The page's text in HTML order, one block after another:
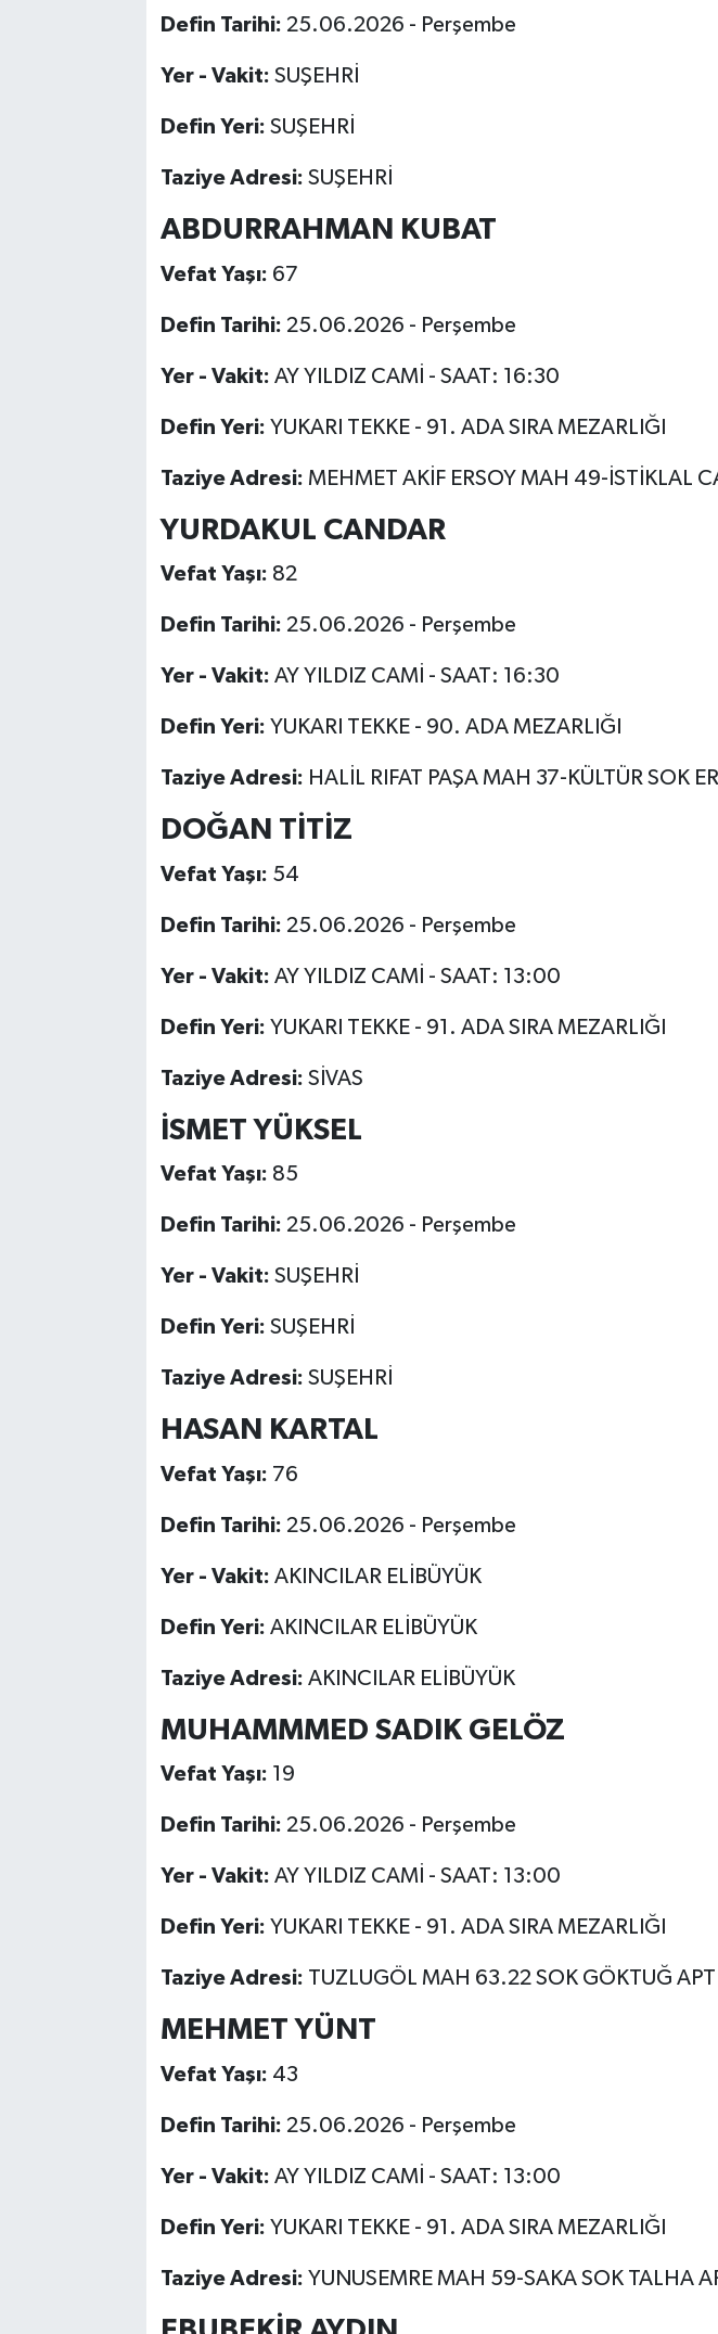
Defin Tarihi: 25.06.2026 - Perşembe
Yer - Vakit: SUŞEHRİ
Defin Yeri: SUŞEHRİ
Taziye Adresi: SUŞEHRİ
ABDURRAHMAN KUBAT
Vefat Yaşı: 67
Defin Tarihi: 25.06.2026 - Perşembe
Yer - Vakit: AY YILDIZ CAMİ - SAAT: 16:30
Defin Yeri: YUKARI TEKKE - 91. ADA SIRA MEZARLIĞI
Taziye Adresi: MEHMET AKİF ERSOY MAH 49-İSTİKLAL
YURDAKUL CANDAR
Vefat Yaşı: 82
Defin Tarihi: 25.06.2026 - Perşembe
Yer - Vakit: AY YILDIZ CAMİ - SAAT: 16:30
Defin Yeri: YUKARI TEKKE - 90. ADA MEZARLIĞI
Taziye Adresi: HALİL RIFAT PAŞA MAH 37-KÜLTÜR SOK
DOĞAN TİTİZ
Vefat Yaşı: 54
Defin Tarihi: 25.06.2026 - Perşembe
Yer - Vakit: AY YILDIZ CAMİ - SAAT: 13:00
Defin Yeri: YUKARI TEKKE - 91. ADA SIRA MEZARLIĞI
Taziye Adresi: SİVAS
İSMET YÜKSEL
Vefat Yaşı: 85
Defin Tarihi: 25.06.2026 - Perşembe
Yer - Vakit: SUŞEHRİ
Defin Yeri: SUŞEHRİ
Taziye Adresi: SUŞEHRİ
HASAN KARTAL
Vefat Yaşı: 76
Defin Tarihi: 25.06.2026 - Perşembe
Yer - Vakit: AKINCILAR ELİBÜYÜK
Defin Yeri: AKINCILAR ELİBÜYÜK
Taziye Adresi: AKINCILAR ELİBÜYÜK
MUHAMMMED SADIK GELÖZ
Vefat Yaşı: 19
Defin Tarihi: 25.06.2026 - Perşembe
Yer - Vakit: AY YILDIZ CAMİ - SAAT: 13:00
Defin Yeri: YUKARI TEKKE - 91. ADA SIRA MEZARLIĞI
Taziye Adresi: TUZLUGÖL MAH 63.22 SOK GÖKTUĞ APT
MEHMET YÜNT
Vefat Yaşı: 43
Defin Tarihi: 25.06.2026 - Perşembe
Yer - Vakit: AY YILDIZ CAMİ - SAAT: 13:00
Defin Yeri: YUKARI TEKKE - 91. ADA SIRA MEZARLIĞI
Taziye Adresi: YUNUSEMRE MAH 59-SAKA SOK TALHA